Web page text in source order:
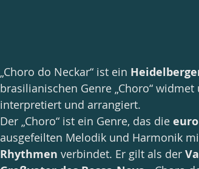
„Choro do Neckar“ ist ein
brasilianischen Genre „Choro“
interpretiert und arrangiert.
Der „Choro“ ist ein Genre, das die
ausgefeilten Melodik und Harmonik
Rhythmen verbindet. Er gilt als der